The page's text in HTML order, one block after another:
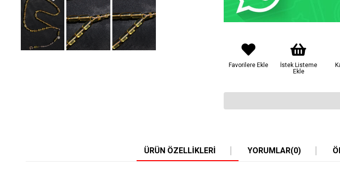
Favorilere Ekle
İstek Listeme
Ekle
ÜRÜN ÖZELLIKLERI YORUMLAR(0)